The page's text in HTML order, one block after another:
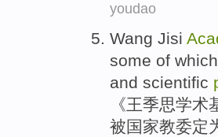
youdao
Wang Jisi
some of which
and scientific
《王季思学术
被国家教委定